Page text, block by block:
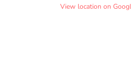
View location on